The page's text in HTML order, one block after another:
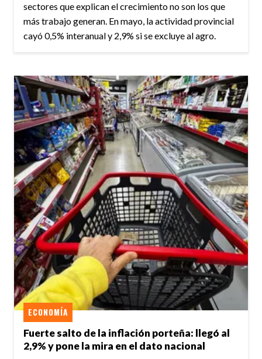
sectores que explican el crecimiento no son los que
más trabajo generan. En mayo, la actividad provincial
cayó 0,5% interanual y 2,9% si se excluye al agro.
Fuerte salto de la inflación porteña: llegó al
2,9% y pone la mira en el dato nacional
ECONOMÍA